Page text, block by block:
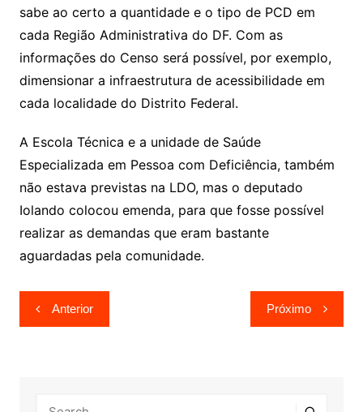
sabe ao certo a quantidade e o tipo de PCD em
cada Região Administrativa do DF. Com as
informações do Censo será possível, por exemplo,
dimensionar a infraestrutura de acessibilidade em
cada localidade do Distrito Federal.
A Escola Técnica e a unidade de Saúde
Especializada em Pessoa com Deficiência, também
não estava previstas na LDO, mas o deputado
Iolando colocou emenda, para que fosse possível
realizar as demandas que eram bastante
aguardadas pela comunidade.
Navegação
de
Anterior Próximo